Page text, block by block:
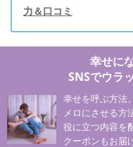
力＆口コミ
幸せに
SNSでウラ
幸せを呼ぶ方法
メロにさせる方
役に立つ内容を
クーポンもお届